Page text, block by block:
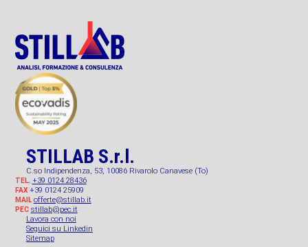
STILLAB S.r.l.
C.so Indipendenza, 53, 10086 Rivarolo Canavese (To)
TEL. +39 0124 28436
FAX+39 0124 25909
MAIL offerte@stillab.it
PEC stillab@pec.it
Lavora con noi
Seguici su Linkedin
Sitemap